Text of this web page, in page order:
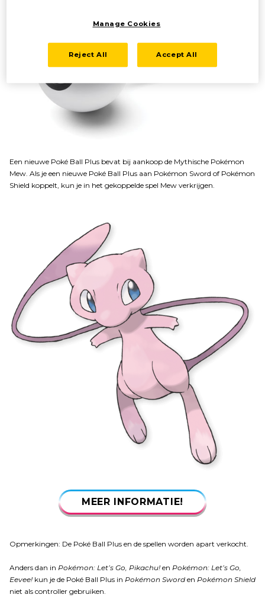
Een nieuwe Poké Ball Plus bevat bij aankoop de Mythische Pokémon
Mew. Als je een nieuwe Poké Ball Plus aan Pokémon Sword of Pokémon
Shield koppelt, kun je in het gekoppelde spel Mew verkrijgen.
MEER INFORMATIE!
Opmerkingen: De Poké Ball Plus en de spellen worden apart verkocht.
Anders dan in Pokémon: Let’s Go, Pikachu! en Pokémon: Let’s Go,
Eevee! kun je de Poké Ball Plus in Pokémon Sword en Pokémon Shield
niet als controller gebruiken.
Manage Cookies
Reject All Accept All